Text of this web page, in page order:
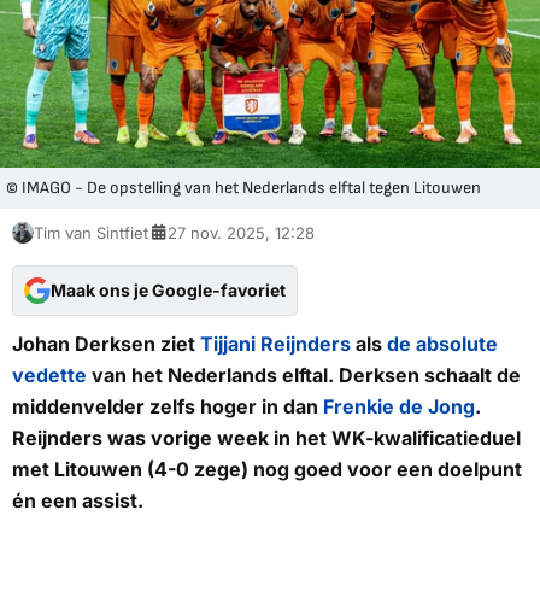
© IMAGO - De opstelling van het Nederlands elftal tegen Litouwen
Tim van Sintfiet 27 nov. 2025, 12:28
Maak ons je Google-favoriet
Johan Derksen ziet Tijjani Reijnders als de absolute
vedette van het Nederlands elftal. Derksen schaalt de
middenvelder zelfs hoger in dan Frenkie de Jong.
Reijnders was vorige week in het WK-kwalificatieduel
met Litouwen (4-0 zege) nog goed voor een doelpunt
én een assist.